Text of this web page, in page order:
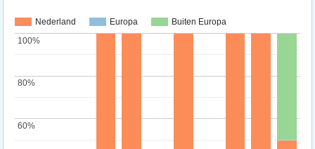
Nederland Europa Buiten Europa
60%
60%
80%
80%
100%
100%